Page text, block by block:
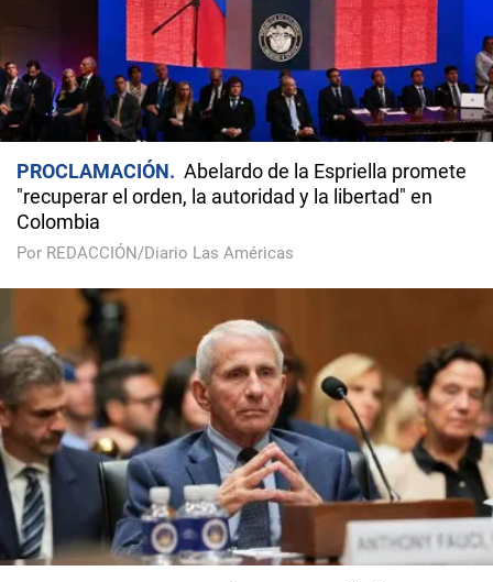
PROCLAMACIÓN
Abelardo de la Espriella promete
"recuperar el orden, la autoridad y la libertad" en
Colombia
Por REDACCIÓN/Diario Las Américas